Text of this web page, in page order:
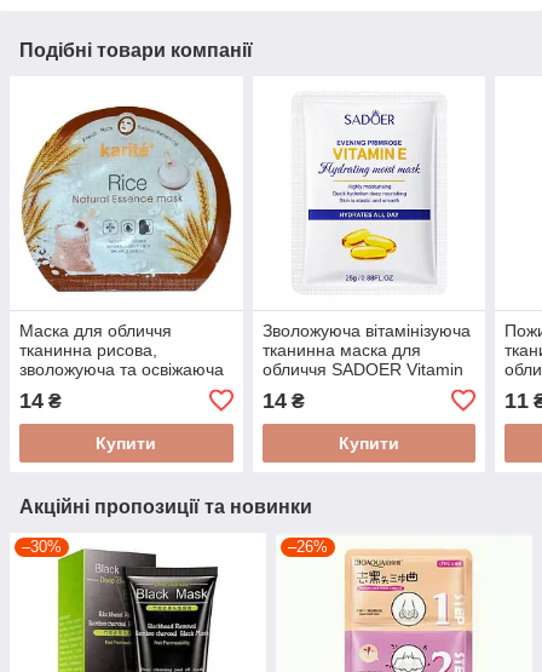
Подібні товари компанії
Маска для обличчя
тканинна рисова,
зволожуюча та освіжаюча
Rice Natural Essence Mask
30 ml
14 ₴
Купити
Зволожуюча вітамінізуюча
тканинна маска для
обличчя SADOER Vitamin
E + Evening Primrose 25 г
14₴
Купити
11
Акційні пропозиції та новинки
–30% –26%